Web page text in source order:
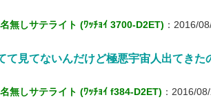
無しサテライト (ﾜｯﾁｮｲ 3700-D2ET) ：2016/
て見てないんだけど極悪宇宙人出てきた
無しサテライト (ﾜｯﾁｮｲ f384-D2ET) ：2016/